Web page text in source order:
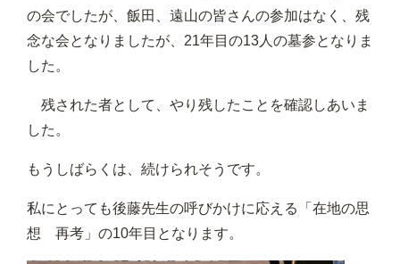
の会でしたが、飯田、遠山の皆さんの参加はなく、残
念な会となりましたが、21年目の13人の墓参となりま
した。
残された者として、やり残したことを確認しあいま
した。
もうしばらくは、続けられそうです。
私にとっても後藤先生の呼びかけに応える「在地の思
想 再考」の10年目となります。